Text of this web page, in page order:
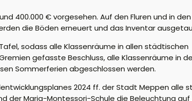
400.000 € vorgesehen. Auf den Fluren und in den
die Böden erneuert und das Inventar
sodass alle Klassenräume in allen städtischen
gefasste Beschluss, alle Klassenräume in
Sommerferien abgeschlossen werden.
2024 ff. der Stadt Meppen alle
der Maria-Montessori-Schule die Beleuchtung auf